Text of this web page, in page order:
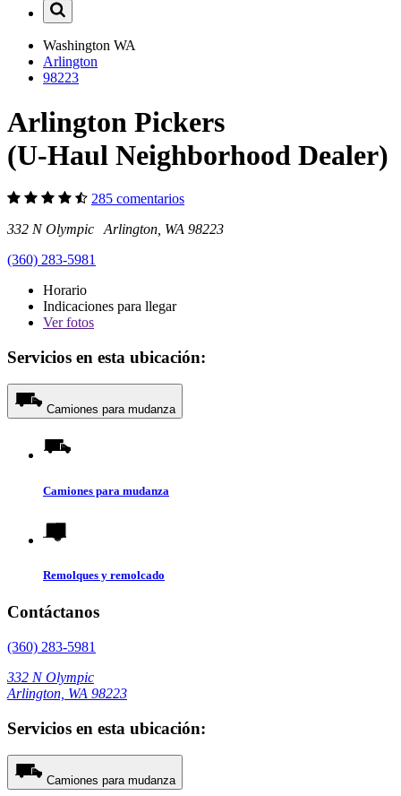
Washington WA
Arlington
98223
Arlington Pickers
(U-Haul Neighborhood Dealer)
285 comentarios
332 N Olympic Arlington, WA 98223
(360) 283-5981
Horario
Indicaciones para llegar
Verfotos
Servicios en esta ubicación:
Camiones para mudanza
Camiones para mudanza
Remolques y remolcado
Contáctanos
(360) 283-5981
332 N Olympic
Arlington, WA 98223
Servicios en esta ubicación:
Camiones para mudanza